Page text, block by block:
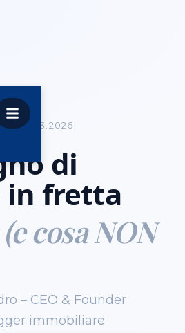
05.13.2026
di
in fretta
cosa NON
– CEO & Founder
immobiliare